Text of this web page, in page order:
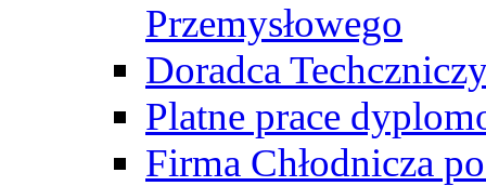
Przemysłowego
Doradca
Platne prace
Firma Chłodnicza